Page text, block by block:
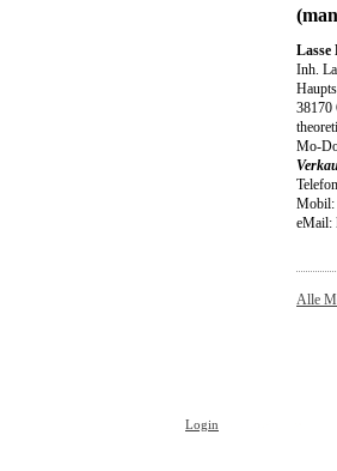
Lasse
Inh.
38170
Mo-
Mobil:
eMail:
Alle
Login